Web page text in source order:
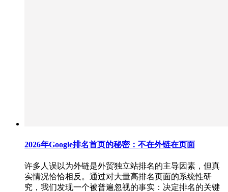
2026年Google排名首页的秘密：不在外链在页面
许多人误以为外链是外贸独立站排名的主导因素，但真
实情况恰恰相反。通过对大量高排名页面的系统性研
究，我们发现一个被普遍忽视的事实：决定排名的关键